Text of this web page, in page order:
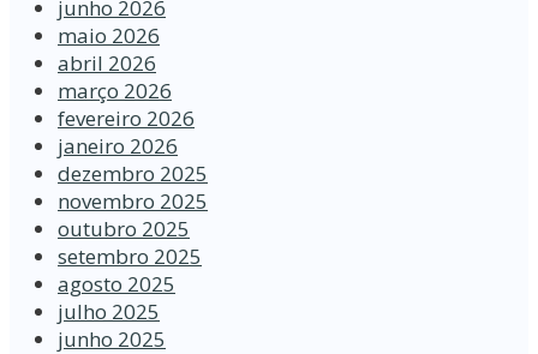
junho 2026
maio 2026
abril 2026
março 2026
fevereiro 2026
janeiro 2026
dezembro 2025
novembro 2025
outubro 2025
setembro 2025
agosto 2025
julho 2025
junho 2025